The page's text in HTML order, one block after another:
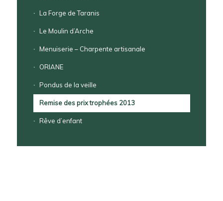
La Forge de Taranis
Le Moulin d’Arche
Menuiserie – Charpente artisanale
ORIANE
Pondus de la veille
Remise des prix trophées 2013
Rêve d’enfant